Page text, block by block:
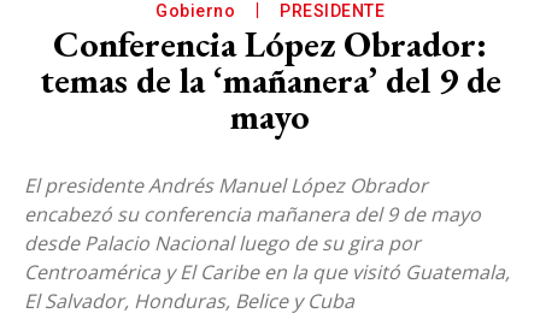
Gobierno PRESIDENTE
Conferencia López Obrador:
temas de la ‘mañanera’ del 9 de
mayo
El presidente Andrés Manuel López Obrador
encabezó su conferencia mañanera del 9 de mayo
desde Palacio Nacional luego de su gira por
Centroamérica y El Caribe en la que visitó Guatemala,
El Salvador, Honduras, Belice y Cuba